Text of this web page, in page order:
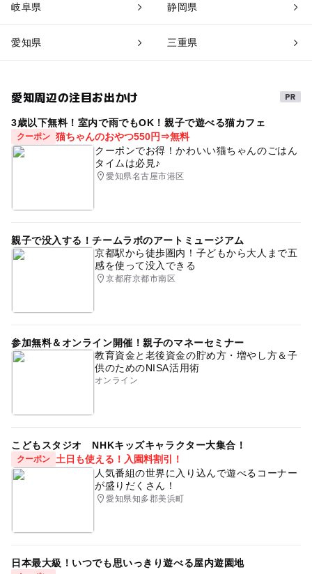
岐阜県 静岡県
愛知県 三重県
愛知周辺の注目お出かけ
3歳以下無料！室内で雨でもOK！親子で遊べる猫カフェ
クーポン 猫ちゃんのおやつ550円⇒無料
クーポンでお得！かわいい猫ちゃんのごはん
タイムは必見♪
愛知県名古屋市港区
親子で没入する！チームラボのアートミュージアム
京都駅から徒歩圏内！子どもから大人まで五
感を使って没入できる
京都府京都市南区
参加無料＆オンライン開催！親子のマネーセミナー
教育資金と老後資金の貯め方・増やし方＆子
供のためのNISA活用術
オンライン
こどもスタジオ NHKキッズキャラクター大集合！
クーポン
土日も使える！入園料割引！
人気番組の世界に入り込んで遊べるコーナー
が盛りだくさん！
愛知県知多郡美浜町
日本最大級！いつでも思いっきり遊べる屋内遊園地